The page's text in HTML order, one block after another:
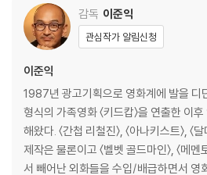
연이은 연회에서 광대들은 여인들의 암투
리는 경극을 연기하고, 연산은 같은 이유로
비 윤씨를 상기하며 진노하여 그 자리에서
게 한다. 광대들이 공연을 할 때마다 궁이
이 왕에 반발한 중신들은 광대를 쫓기 위한
대에게 빼앗겼다는 질투심에 휩싸인 녹수
DVD/ Blu-ray 구매시 참고 사항 안
감독 이준익
관심작가 알림신청
이준익
1987년 광고기획으로 영화계에 발을 디
형식의 가족영화 〈키드캅〉을 연출한 이
해왔다. 〈간첩 리철진〉, 〈아나키스트〉, 〈
제작은 물론이고 〈벨벳 골드마인〉, 〈메멘
서 빼어난 외화들을 수입/배급하면서 영